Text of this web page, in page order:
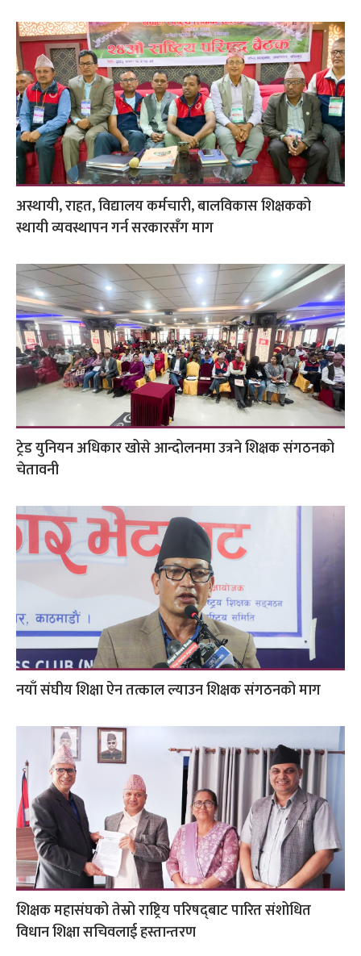
अस्थायी, राहत, विद्यालय कर्मचारी, बालविकास शिक्षकको
स्थायी व्यवस्थापन गर्न सरकारसँग माग
ट्रेड युनियन अधिकार खोसे आन्दोलनमा उत्रने शिक्षक संगठनको
चेतावनी
नयाँ संघीय शिक्षा ऐन तत्काल ल्याउन शिक्षक संगठनको माग
शिक्षक महासंघको तेस्रो राष्ट्रिय परिषद्‌बाट पारित संशोधित
विधान शिक्षा सचिवलाई हस्तान्तरण